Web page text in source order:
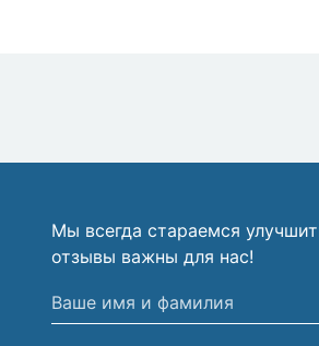
Мы всегда стараемся
отзывы важны для нас!
Ваше
имя